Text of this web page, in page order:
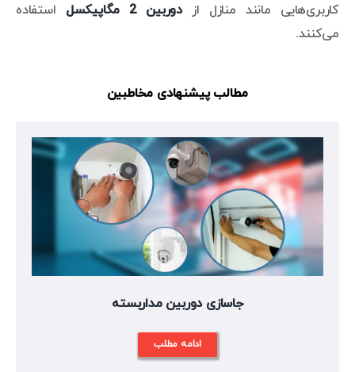
کاربری‌هایی مانند منازل ازدوربین 2 مگاپیکسل
استفاده
می‌کنند.
مطالب پیشنهادی مخاطبین
جاسازی دوربین مداربسته
ادامه مطلب